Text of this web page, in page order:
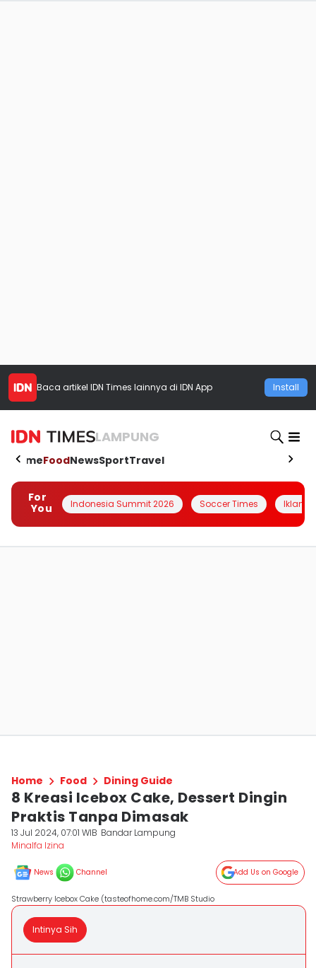
Baca artikel IDN Times lainnya di IDN App Install
LAMPUNG
HomeFoodNewsSportTravel
For
You
Indonesia Summit 2026 Soccer Times Iklanin
Home Food Dining Guide
8 Kreasi Icebox Cake, Dessert Dingin
Praktis Tanpa Dimasak
13 Jul 2024, 07:01 WIB Bandar Lampung
Minalfa Izina
News Channel Add Us on Google
Strawberry Icebox Cake (tasteofhome.com/TMB Studio
Intinya Sih